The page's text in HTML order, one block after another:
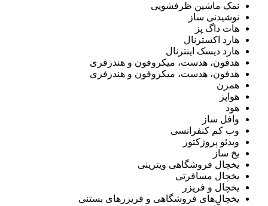
نمک ماشین ظرفشویی
نوشیدنی ساز
هات داگ پز
هارد اکسترنال
هارد دیسک اینترنال
هدفون، هدست، میکروفون و هندزفری
هدفون، هدست، میکروفون و هندزفری
همزن
هواپز
هود
وافل ساز
وب کم کنفرانسی
ویدئو پروژکتور
یخ ساز
یخچال فروشگاهی ویترینی
یخچال مسافرتی
یخچال و فریزر
یخچال‌های فروشگاهی و فریزرهای بستنی